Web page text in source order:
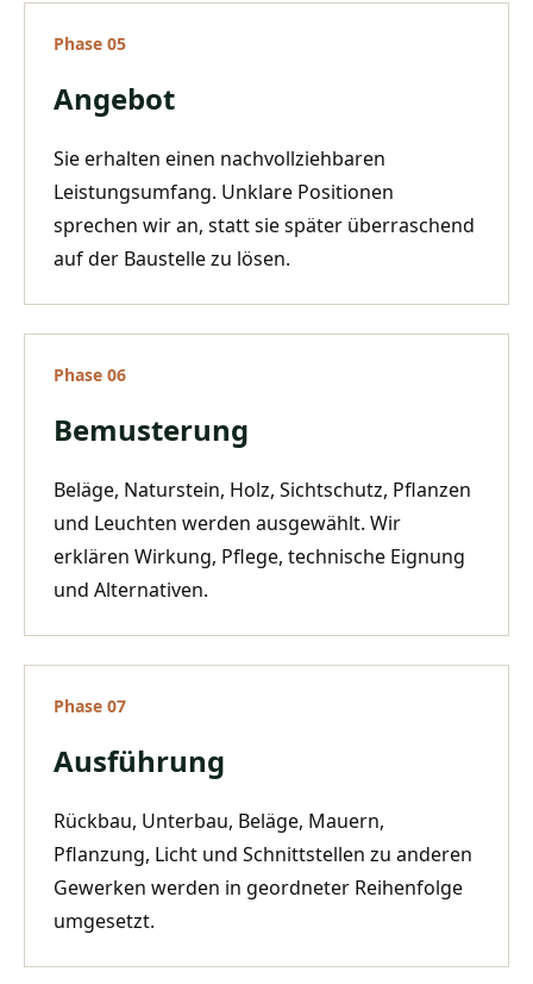
Phase 05
Angebot
Sie erhalten einen nachvollziehbaren
Leistungsumfang. Unklare Positionen
sprechen wir an, statt sie später überraschend
auf der Baustelle zu lösen.
Phase 06
Bemusterung
Beläge, Naturstein, Holz, Sichtschutz, Pflanzen
und Leuchten werden ausgewählt. Wir
erklären Wirkung, Pflege, technische Eignung
und Alternativen.
Phase 07
Ausführung
Rückbau, Unterbau, Beläge, Mauern,
Pflanzung, Licht und Schnittstellen zu anderen
Gewerken werden in geordneter Reihenfolge
umgesetzt.